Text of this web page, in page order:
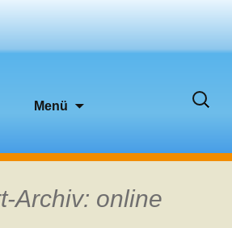
Menü
Suchen
Archiv: online